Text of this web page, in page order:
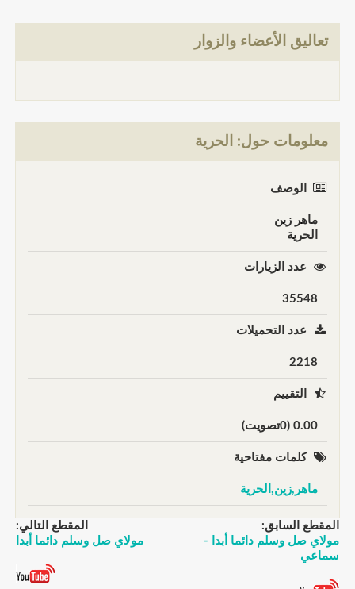
تعاليق الأعضاء والزوار
معلومات حول: الحرية
الوصف
ماهر زين
الحرية
عدد الزيارات
35548
عدد التحميلات
2218
التقييم
0.00 (0تصويت)
كلمات مفتاحية
ماهر,زين,الحرية
المقطع السابق:
مولاي صل وسلم دائما أبدا -
سماعي
المقطع التالي:
مولاي صل وسلم دائما أبدا